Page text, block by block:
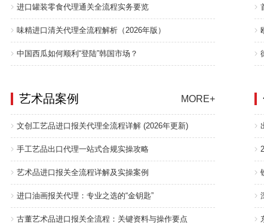
进口罐装零食代理通关全流程实务要览
味精进口清关代理全流程解析（2026年版）
中国西瓜如何顺利“登陆”韩国市场？
艺术品案例 MORE+
文创工艺品进口报关代理全流程详解 (2026年更新)
手工艺品出口代理一站式合规实操攻略
艺术品进口报关全流程详解及实操案例
进口油画报关代理：专业之选的“金钥匙”
古董艺术品进口报关全流程：关键资料与操作要点